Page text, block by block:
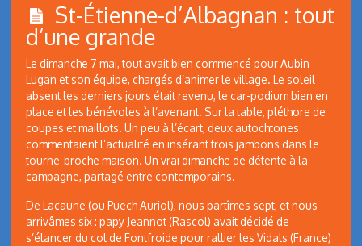
St-Étienne-d’Albagnan : tout
d’une grande
Le dimanche 7 mai, tout avait bien commencé pour Aubin
Lugan et son équipe, chargés d’animer le village. Le soleil
absent les derniers jours était revenu, le car-podium bien en
place et les bénévoles à l’avenant. Sur la table, pléthore de
coupes et maillots. Un peu à l’écart, deux autochtones
commentaient l’actualité en insérant trois jambons dans le
tourne-broche maison. Un vrai dimanche de détente à la
campagne, partagé entre contemporains.
De Lacaune (ou Puech Auriol), nous partîmes sept, et nous
arrivâmes six : papy Jeannot (Rascol) avait décidé de
s’élancer du col de Fontfroide pour rallier les Vidals (France)